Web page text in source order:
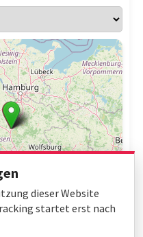
dieser Website
startet erst nach